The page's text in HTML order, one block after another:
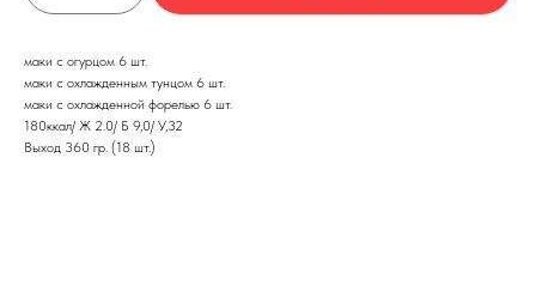
маки с огурцом 6 шт.
маки с охлажденным тунцом 6 шт.
маки с охлажденной форелью 6 шт.
180ккал/ Ж 2.0/ Б 9,0/ У,32
Выход 360 гр. (18 шт.)